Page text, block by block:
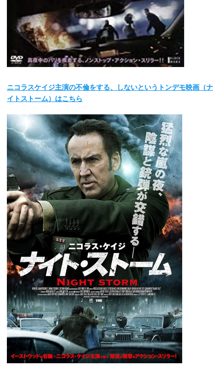
ニコラスケイジ主演の不倫をする、しないというトンデモ映画（ナ
イトストーム）はこちら